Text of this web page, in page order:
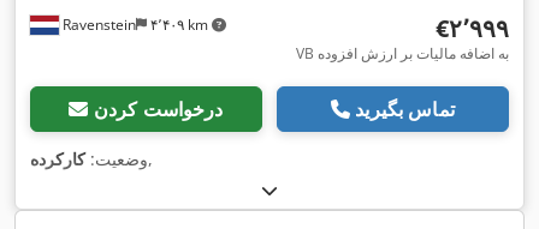
Ravenstein ۴٬۴۰۹ km ‎€۲٬۹۹۹
VB به اضافه مالیات بر ارزش افزوده
درخواست کردن تماس بگیرید
وضعیت:کارکرده ,